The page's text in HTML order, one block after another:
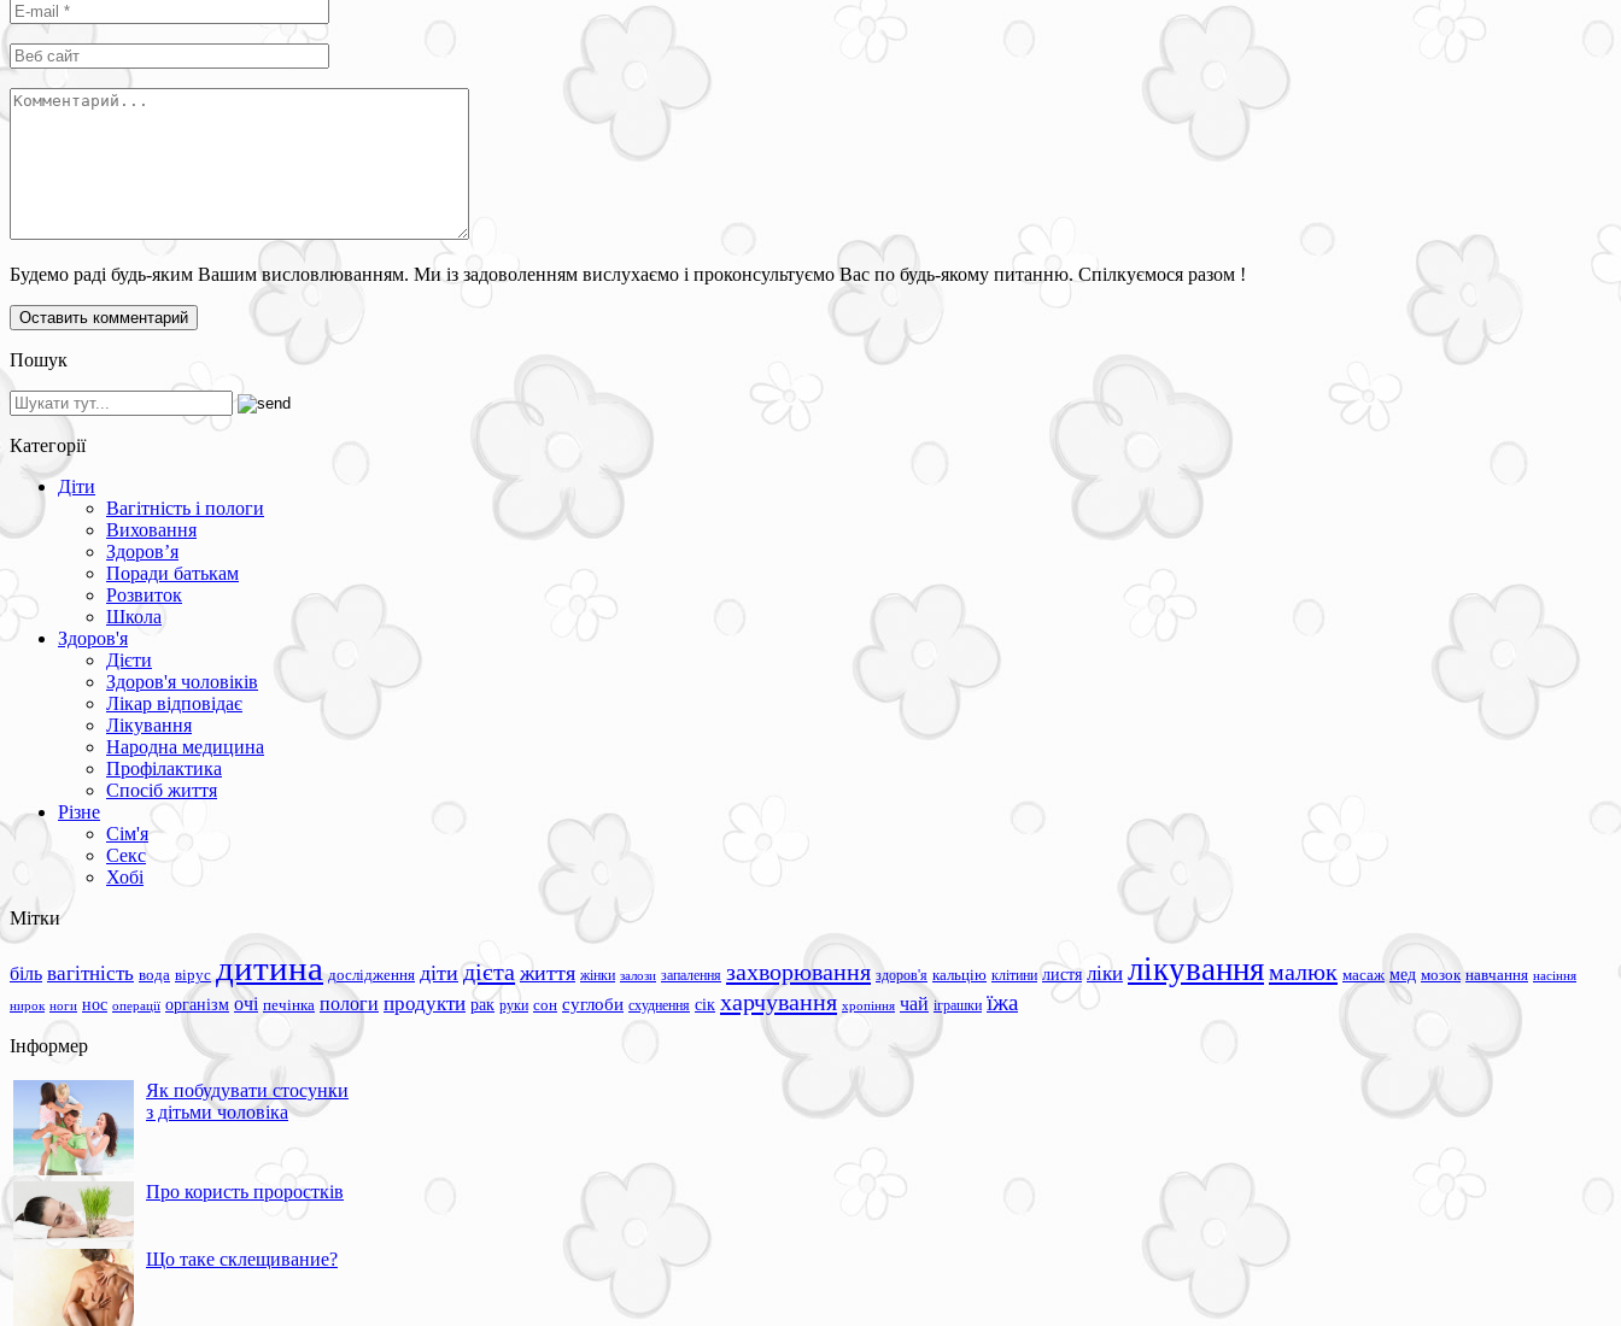
Будемо раді будь-яким Вашим висловлюванням. Ми із задоволенням вислухаємо і проконсультуємо Вас по будь-якому питанню. Спілкуємося разом !
Пошук
Категорії
Діти
Вагітність і пологи
Виховання
Здоров’я
Поради батькам
Розвиток
Школа
Здоров'я
Дієти
Здоров'я чоловіків
Лікар відповідає
Лікування
Народна медицина
Профілактика
Спосіб життя
Різне
Сім'я
Секс
Хобі
Мітки
біль вагітність вода вірус дитина дослідження діти дієта життя жінки залози запалення захворювання здоров'я кальцію клітини листя ліки лікуваннямалюк масаж мед мозок навчання насіння
нирок ноги нос операції організм очі печінка пологи продукти рак руки сон суглоби схуднення сік харчування хропіння чай іграшки їжа
Інформер
Як побудувати стосунки
з дітьми чоловіка
Про користь проростків
Що таке склещивание?